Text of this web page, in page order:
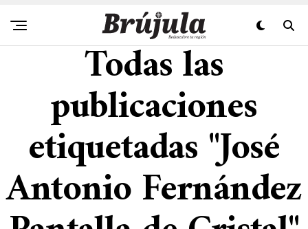
Todas las
publicaciones
etiquetadas "José
Antonio Fernández